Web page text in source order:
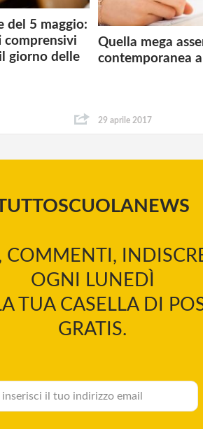
del 5 maggio:
giorno delle
Quella mega
contemporanea
29 aprile 2017
COMMENTI,
OGNI LUNEDÌ
TUA CASELLA DI
GRATIS.